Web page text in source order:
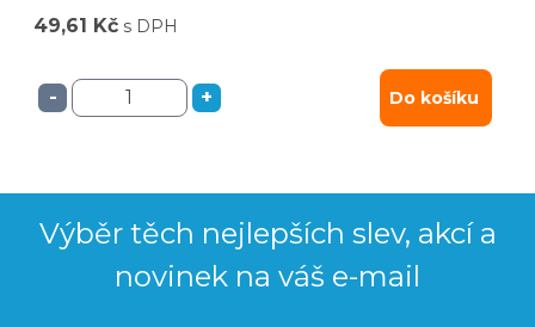
49,61 Kč s DPH
- + Do košíku
Výběr těch nejlepších slev, akcí a
novinek na váš e-mail